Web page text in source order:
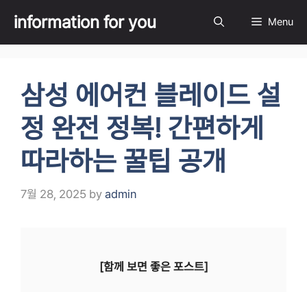
content
information for you Menu
삼성 에어컨 블레이드 설
정 완전 정복! 간편하게
따라하는 꿀팁 공개
7월 28, 2025 by admin
[함께 보면 좋은 포스트]